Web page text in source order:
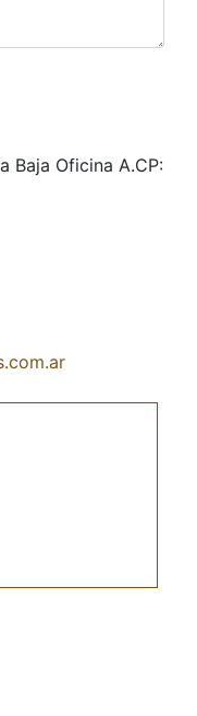
Baja Oficina A.CP: